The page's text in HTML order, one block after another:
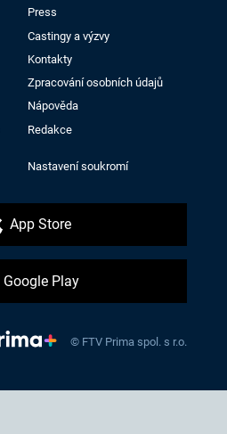
Press
Castingy a výzvy
Kontakty
Zpracování osobních údajů
Nápověda
Redakce
Nastavení soukromí
App Store
Google Play
© FTV Prima spol. s r.o.